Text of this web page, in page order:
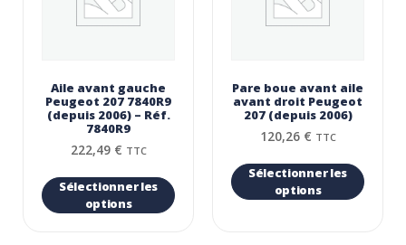
Aile avant gauche
Peugeot 207 7840R9
(depuis 2006) – Réf.
7840R9
222,49 € TTC
Sélectionner les
options
Pare boue avant aile
avant droit Peugeot
207 (depuis 2006)
120,26 € TTC
Sélectionner les
options